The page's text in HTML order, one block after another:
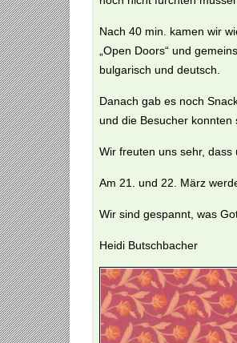
Nach 40 min. kamen wir
„Open Doors“ und
bulgarisch und deutsch.
Danach gab es noch
und die Besucher konnten
Wir freuten uns sehr, dass
Am 21. und 22. März
Wir sind gespannt, was
Heidi Butschbacher